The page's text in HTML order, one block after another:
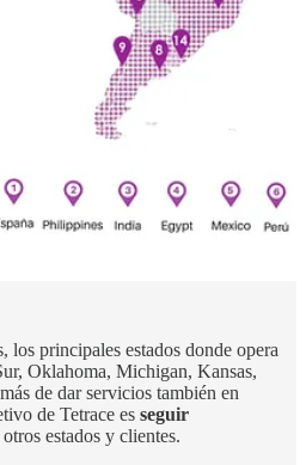
los principales estados donde opera
Oklahoma, Michigan, Kansas,
de dar servicios también en
de Tetrace es seguir
otros estados y clientes.